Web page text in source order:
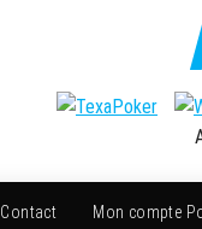
Contact Mon compte